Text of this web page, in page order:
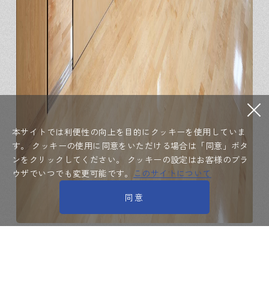
本サイトでは利便性の向上を目的にクッキーを使用していま
す。
クッキーの使用に同意をいただける場合は「同意」ボタ
ンをクリックしてください。
クッキーの設定はお客様のブラ
ウザでいつでも変更可能です。
このサイトについて
同意